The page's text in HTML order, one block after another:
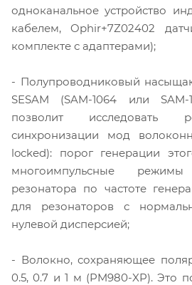
одноканальное устройство
кабелем, Ophir+7Z02402
комплекте с адаптерами);
- Полупроводниковый
SESAM (SAM-1064 или
позволит исследовать
синхронизации мод
locked): порог генерации
многоимпульсные
резонатора по частоте
для резонаторов с
нулевой дисперсией;
- Волокно, сохраняющее
0.5, 0.7 и 1 м (PM980-XP). Это